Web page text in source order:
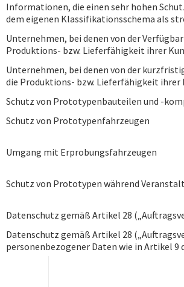
Informationen, die einen sehr hohen
dem eigenen Klassifikationsschema als
Unternehmen, bei denen von der
Produktions- bzw. Lieferfähigkeit ihrer
Unternehmen, bei denen von der
die Produktions- bzw. Lieferfähigkeit ihrer
Schutz von Prototypenbauteilen und -
Schutz von Prototypenfahrzeugen
Umgang mit Erprobungsfahrzeugen
Schutz von Prototypen während
Datenschutz gemäß Artikel 28
Datenschutz gemäß Artikel 28
personenbezogener Daten wie in Artikel 9